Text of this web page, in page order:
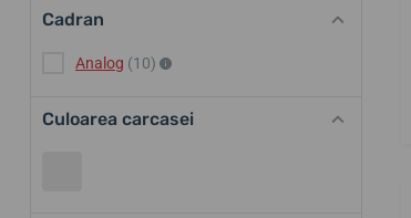
Cadran
Analog (10)
Culoarea carcasei